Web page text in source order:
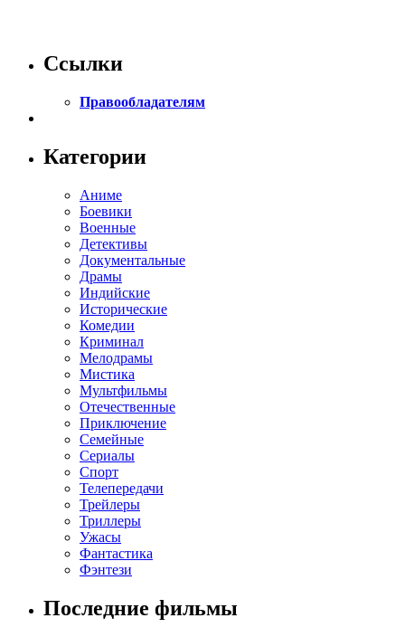
Ссылки
Правообладателям
Категории
Аниме
Боевики
Военные
Детективы
Документальные
Драмы
Индийские
Исторические
Комедии
Криминал
Мелодрамы
Мистика
Мультфильмы
Отечественные
Приключение
Семейные
Сериалы
Спорт
Телепередачи
Трейлеры
Триллеры
Ужасы
Фантастика
Фэнтези
Последние фильмы